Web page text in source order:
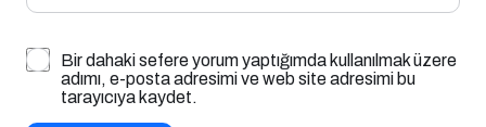
Bir dahaki sefere yorum yaptığımda kullanılmak üzere
adımı, e-posta adresimi ve web site adresimi bu
tarayıcıya kaydet.